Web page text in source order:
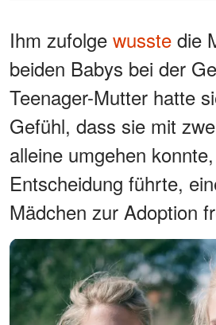
Ihm zufolge wusste die
beiden Babys bei der
Teenager-Mutter hatte
Gefühl, dass sie mit
alleine umgehen
Entscheidung führte,
Mädchen zur Adoption